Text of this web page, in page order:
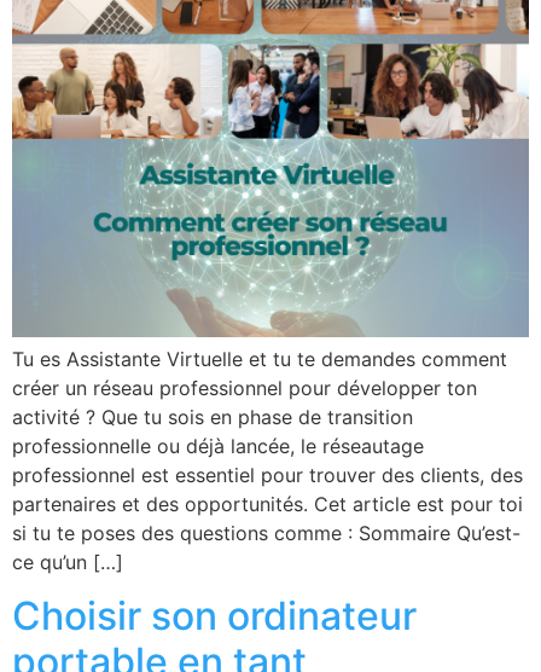
Tu es Assistante Virtuelle et tu te demandes comment
créer un réseau professionnel pour développer ton
activité ? Que tu sois en phase de transition
professionnelle ou déjà lancée, le réseautage
professionnel est essentiel pour trouver des clients, des
partenaires et des opportunités. Cet article est pour toi
si tu te poses des questions comme : Sommaire Qu’est-
ce qu’un […]
Choisir son ordinateur
portable en tant